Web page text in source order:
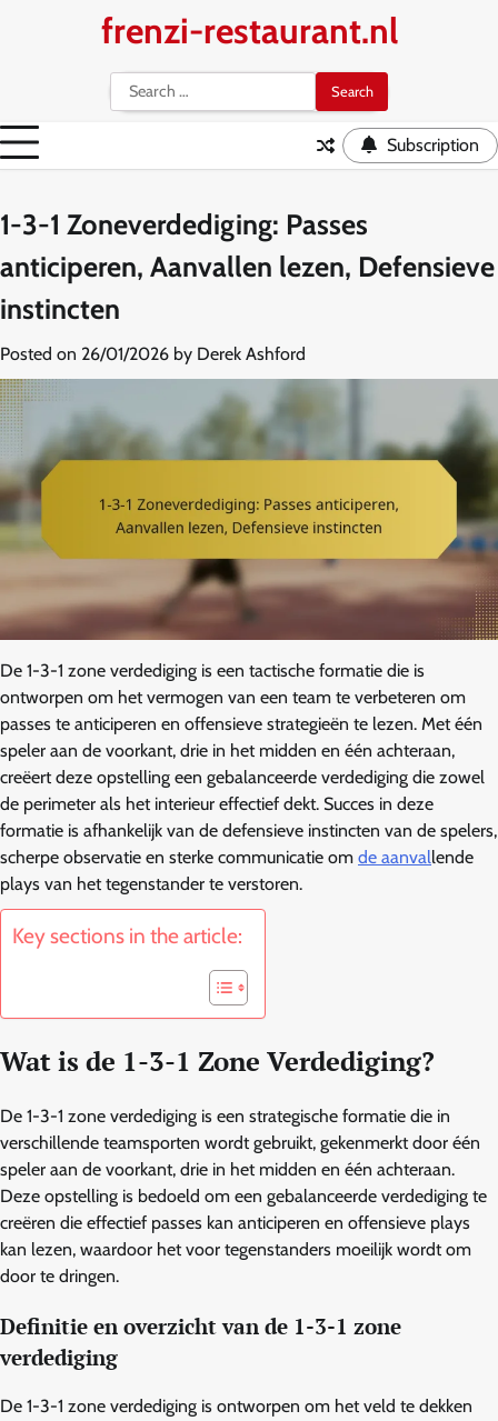
frenzi-restaurant.nl
Search
for:
Subscription
1-3-1 Zoneverdediging: Passes
anticiperen, Aanvallen lezen, Defensieve
instincten
Posted on 26/01/2026 by Derek Ashford
De 1-3-1 zone verdediging is een tactische formatie die is
ontworpen om het vermogen van een team te verbeteren om
passes te anticiperen en offensieve strategieën te lezen. Met één
speler aan de voorkant, drie in het midden en één achteraan,
creëert deze opstelling een gebalanceerde verdediging die zowel
de perimeter als het interieur effectief dekt. Succes in deze
formatie is afhankelijk van de defensieve instincten van de spelers,
scherpe observatie en sterke communicatie om de aanvallende
plays van het tegenstander te verstoren.
Key sections in the article:
Wat is de 1-3-1 Zone Verdediging?
De 1-3-1 zone verdediging is een strategische formatie die in
verschillende teamsporten wordt gebruikt, gekenmerkt door één
speler aan de voorkant, drie in het midden en één achteraan.
Deze opstelling is bedoeld om een gebalanceerde verdediging te
creëren die effectief passes kan anticiperen en offensieve plays
kan lezen, waardoor het voor tegenstanders moeilijk wordt om
door te dringen.
Definitie en overzicht van de 1-3-1 zone
verdediging
De 1-3-1 zone verdediging is ontworpen om het veld te dekken